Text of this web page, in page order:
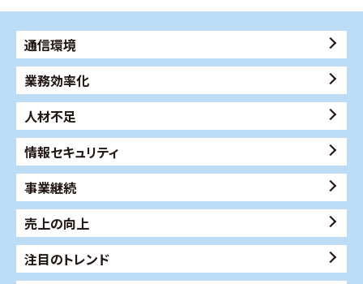
通信環境
業務効率化
人材不足
情報セキュリティ
事業継続
売上の向上
注目のトレンド